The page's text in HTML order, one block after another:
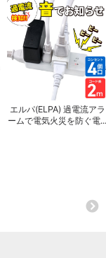
エルパ(ELPA) 過電流アラ
ームで電気火災を防ぐ電